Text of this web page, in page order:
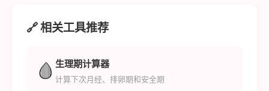
🔗 相关工具推荐
🩸 生理期计算器
计算下次月经、排卵期和安全期